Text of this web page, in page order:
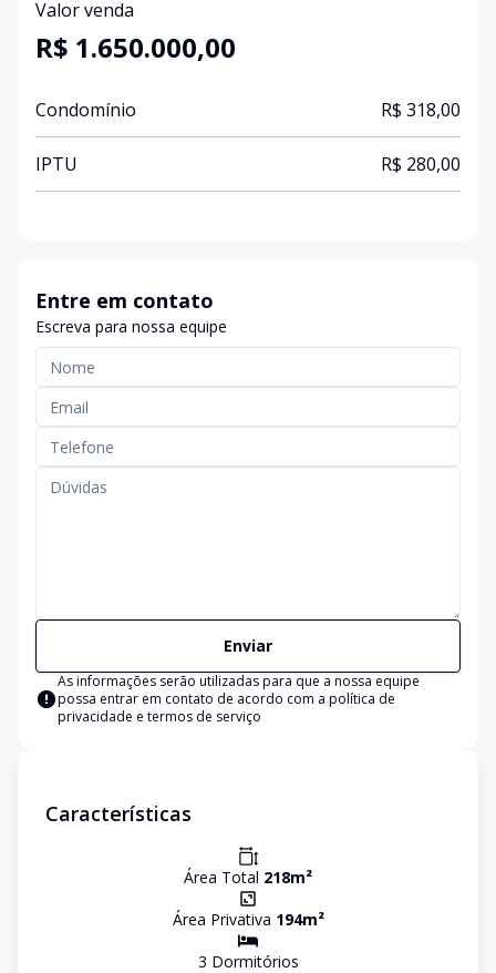
Valor venda
R$ 1.650.000,00
Condomínio R$ 318,00
IPTU R$ 280,00
Entre em contato
Escreva para nossa equipe
Enviar
As informações serão utilizadas para que a nossa equipe
possa entrar em contato de acordo com a política de
privacidade e termos de serviço
Características
Área Total 218m²
Área Privativa 194m²
3 Dormitórios